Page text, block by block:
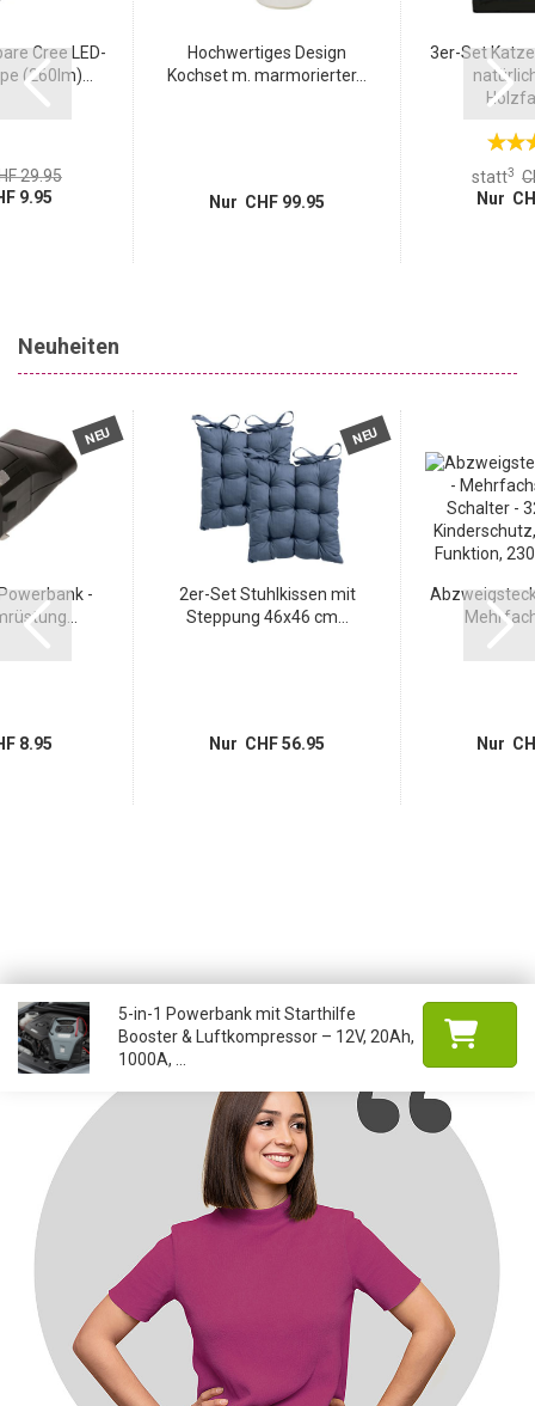
Cree LED-
(260lm)...
29.95
9.95
Hochwertiges Design
Kochset m. marmorierter...
Nur CHF 99.95
3er-Set
statt3
Nur
Neuheiten
NEU
-
8.95
NEU
2er-Set Stuhlkissen mit
Steppung 46x46 cm...
Nur CHF 56.95 Nur
5-in-1 Powerbank mit Starthilfe
Booster & Luftkompressor – 12V, 20Ah,
1000A, ...